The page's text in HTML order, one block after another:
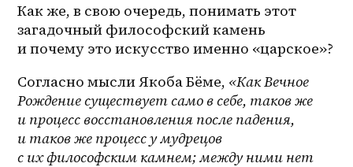
Как же, в свою очередь, понимать этот
загадочный философский камень
и почему это искусство именно «царское»?
Согласно мысли Якоба Бёме, «Как Вечное
Рождение существует само в себе, таков же
и процесс восстановления после падения,
и таков же процесс у мудрецов
с их философским камнем; между ними нет